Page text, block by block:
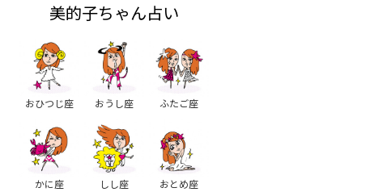
美的子ちゃん占い
おひつじ座 おうし座 ふたご座
かに座 しし座 おとめ座